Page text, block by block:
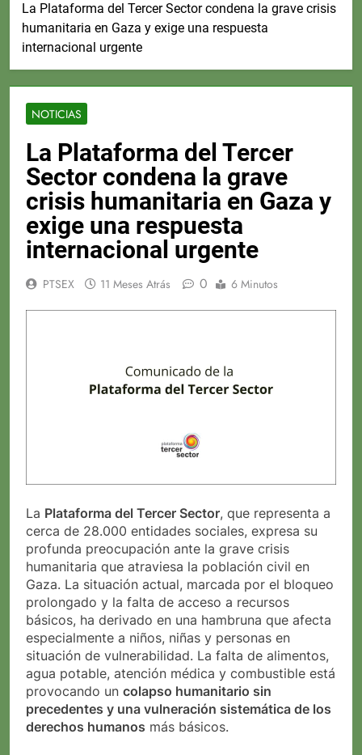
La Plataforma del Tercer Sector condena la grave crisis
humanitaria en Gaza y exige una respuesta
internacional urgente
NOTICIAS
La Plataforma del Tercer
Sector condena la grave
crisis humanitaria en Gaza y
exige una respuesta
internacional urgente
PTSEX 11 Meses Atrás 0 6 Minutos
La Plataforma del Tercer Sector, que representa a
cerca de 28.000 entidades sociales, expresa su
profunda preocupación ante la grave crisis
humanitaria que atraviesa la población civil en
Gaza. La situación actual, marcada por el bloqueo
prolongado y la falta de acceso a recursos
básicos, ha derivado en una hambruna que afecta
especialmente a niños, niñas y personas en
situación de vulnerabilidad. La falta de alimentos,
agua potable, atención médica y combustible está
provocando un colapso humanitario sin
precedentes y una vulneración sistemática de los
derechos humanos más básicos.